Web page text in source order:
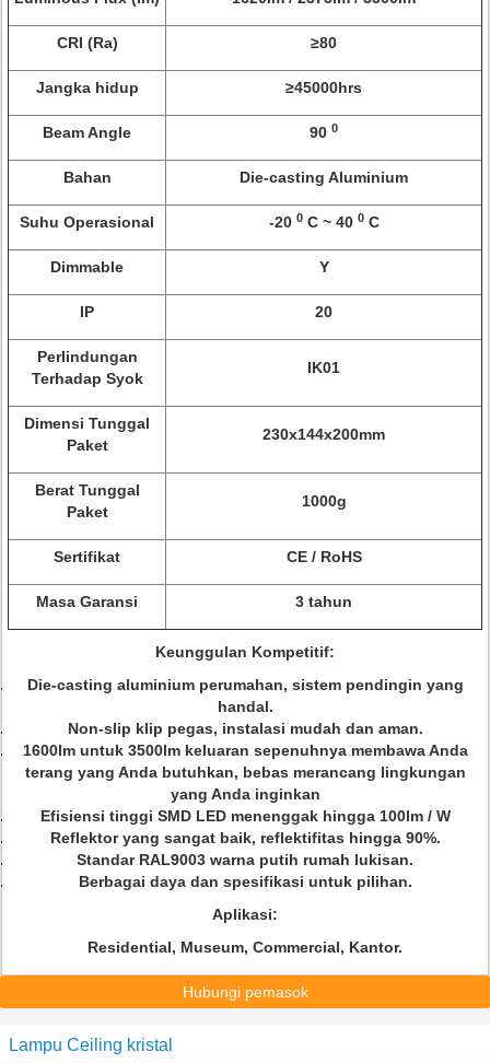
CRI (Ra) ≥80
Jangka hidup ≥45000hrs
Beam Angle 90 0
Bahan Die-casting Aluminium
Suhu Operasional -20 0C ~ 40 0C
Dimmable Y
IP 20
Perlindungan
Terhadap Syok
IK01
Dimensi Tunggal
Paket
230x144x200mm
Berat Tunggal
Paket
1000g
Sertifikat CE / RoHS
Masa Garansi 3 tahun
Keunggulan Kompetitif:
Die-casting aluminium perumahan, sistem pendingin yang
handal.
Non-slip klip pegas, instalasi mudah dan aman.
1600lm untuk 3500lm keluaran sepenuhnya membawa Anda
terang yang Anda butuhkan, bebas merancang lingkungan
yang Anda inginkan
Efisiensi tinggi SMD LED menenggak hingga 100lm / W
Reflektor yang sangat baik, reflektifitas hingga 90%.
Standar RAL9003 warna putih rumah lukisan.
Berbagai daya dan spesifikasi untuk pilihan.
Aplikasi:
Residential, Museum, Commercial, Kantor.
Hubungi pemasok
Lampu Ceiling kristal